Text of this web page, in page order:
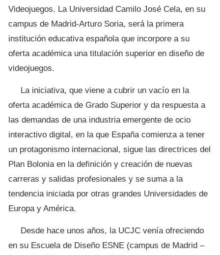
Videojuegos. La Universidad Camilo José Cela, en su
campus de Madrid-Arturo Soria, será la primera
institución educativa española que incorpore a su
oferta académica una titulación superior en diseño de
videojuegos.
La iniciativa, que viene a cubrir un vacío en la
oferta académica de Grado Superior y da respuesta a
las demandas de una industria emergente de ocio
interactivo digital, en la que España comienza a tener
un protagonismo internacional, sigue las directrices del
Plan Bolonia en la definición y creación de nuevas
carreras y salidas profesionales y se suma a la
tendencia iniciada por otras grandes Universidades de
Europa y América.
Desde hace unos años, la UCJC venía ofreciendo
en su Escuela de Diseño ESNE (campus de Madrid –